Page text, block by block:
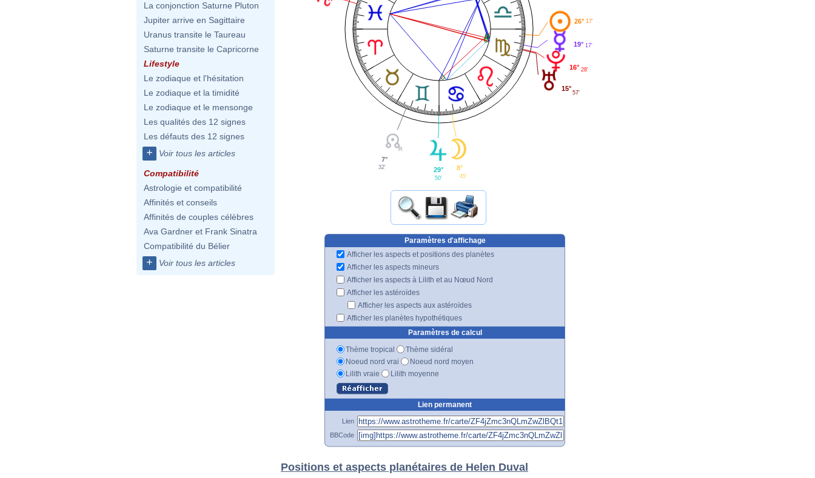
La conjonction Saturne Pluton
Jupiter arrive en Sagittaire
Uranus transite le Taureau
Saturne transite le Capricorne
Lifestyle
Le zodiaque et l'hésitation
Le zodiaque et la timidité
Le zodiaque et le mensonge
Les qualités des 12 signes
Les défauts des 12 signes
+ Voir tous les articles
Compatibilité
Astrologie et compatibilité
Affinités et conseils
Affinités de couples célèbres
Ava Gardner et Frank Sinatra
Compatibilité du Bélier
+ Voir tous les articles
7°
32' 29°
50'
8°
45'
15°
57'
16° 28'
19° 17'
26° 17'
Paramètres d'affichage
Afficher les aspects et positions des planètes
Afficher les aspects mineurs
Afficher les aspects à Lilith et au Nœud Nord
Afficher les astéroïdes
Afficher les aspects aux astéroïdes
Afficher les planètes hypothétiques
Paramètres de calcul
Thème tropical
Thème sidéral
Noeud nord vrai
Noeud nord moyen
Lilith vraie
Lilith moyenne
Lien permanent
Lien
BBCode
Positions et aspects planétaires de Helen Duval